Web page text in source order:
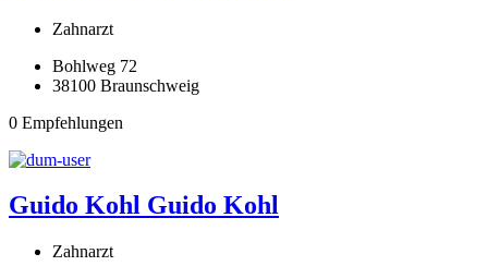
Zahnarzt
Bohlweg 72
38100 Braunschweig
0 Empfehlungen
Guido Kohl Guido Kohl
Zahnarzt